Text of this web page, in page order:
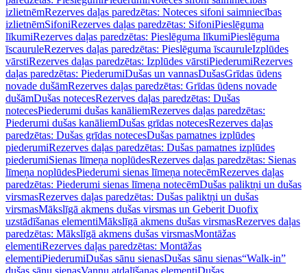
izlietnēmRezerves daļas paredzētas: Noteces sifoni saimniecības
izlietnēmSifoniRezerves daļas paredzētas: SifoniPieslēguma
līkumiRezerves daļas paredzētas: Pieslēguma līkumiPieslēguma
īscauruleRezerves daļas paredzētas: Pieslēguma īscauruleIzplūdes
vārstiRezerves daļas paredzētas: Izplūdes vārstiPiederumiRezerves
daļas paredzētas: PiederumiDušas un vannasDušasGrīdas ūdens
novade dušāmRezerves daļas paredzētas: Grīdas ūdens novade
dušāmDušas notecesRezerves daļas paredzētas: Dušas
notecesPiederumi dušas kanāliemRezerves daļas paredzētas:
Piederumi dušas kanāliemDušas grīdas notecesRezerves daļas
paredzētas: Dušas grīdas notecesDušas pamatnes izplūdes
piederumiRezerves daļas paredzētas: Dušas pamatnes izplūdes
piederumiSienas līmeņa noplūdesRezerves daļas paredzētas: Sienas
līmeņa noplūdesPiederumi sienas līmeņa notecēmRezerves daļas
paredzētas: Piederumi sienas līmeņa notecēmDušas paliktņi un dušas
virsmasRezerves daļas paredzētas: Dušas paliktņi un dušas
virsmasMākslīgā akmens dušas virsmas un Geberit Duofix
uzstādīšanas elementiMākslīgā akmens dušas virsmasRezerves daļas
paredzētas: Mākslīgā akmens dušas virsmasMontāžas
elementiRezerves daļas paredzētas: Montāžas
elementiPiederumiDušas sānu sienasDušas sānu sienas“Walk-in”
dušas sānu sienasVannu atdalīšanas elementiDušas